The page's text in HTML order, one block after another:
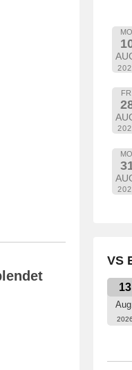
MO.
FR.
MO.
VS
13
Aug.
2026